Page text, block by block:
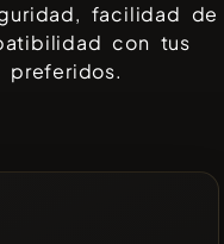
facilidad de
con tus
preferidos.